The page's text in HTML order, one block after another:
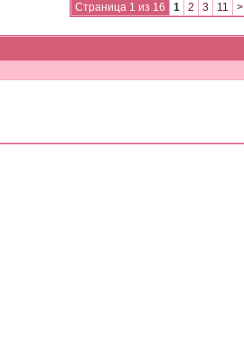
Страница 1 из 16 1 2 3 11 >